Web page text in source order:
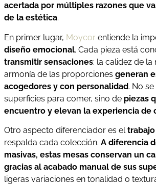
acertada por múltiples razones que
de la estética.
En primer lugar, Moycor entiende la
diseño emocional. Cada pieza está
transmitir sensaciones: la calidez de la
armonía de las proporciones generan
acogedores y con personalidad. No
superficies para comer, sino de piezas
encuentro y elevan la experiencia de
Otro aspecto diferenciador es el
respalda cada colección. A diferencia
masivas, estas mesas conservan un
gracias al acabado manual de sus
ligeras variaciones en tonalidad o